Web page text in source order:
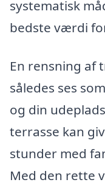
systematisk
bedste værdi
En rensning af
således ses
og din
terrasse kan
stunder med
Med den rette